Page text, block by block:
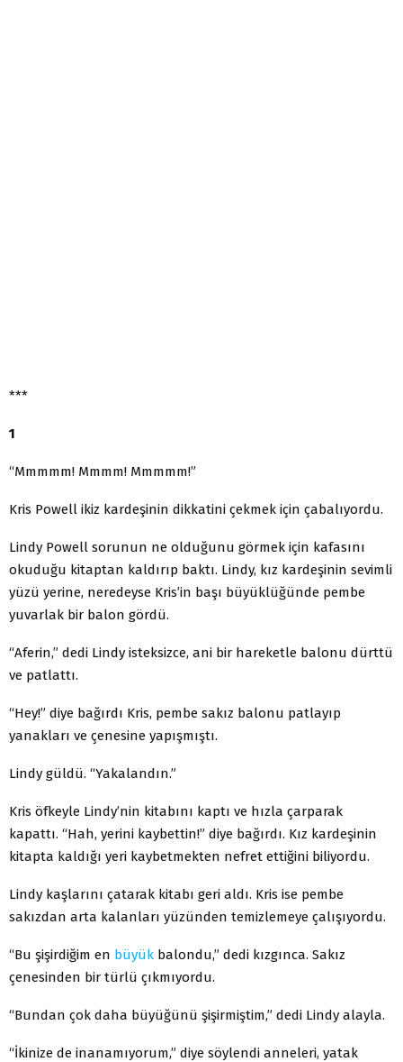
***
1
“Mmmmm! Mmmm! Mmmmm!”
Kris Powell ikiz kardeşinin dikkatini çekmek için çabalıyordu.
Lindy Powell sorunun ne olduğunu görmek için kafasını
okuduğu kitaptan kaldırıp baktı. Lindy, kız kardeşinin sevimli
yüzü yerine, neredeyse Kris’in başı büyüklüğünde pembe
yuvarlak bir balon gördü.
“Aferin,” dedi Lindy isteksizce, ani bir hareketle balonu dürttü
ve patlattı.
“Hey!” diye bağırdı Kris, pembe sakız balonu patlayıp
yanakları ve çenesine yapışmıştı.
Lindy güldü. “Yakalandın.”
Kris öfkeyle Lindy’nin kitabını kaptı ve hızla çarparak
kapattı. “Hah, yerini kaybettin!” diye bağırdı. Kız kardeşinin
kitapta kaldığı yeri kaybetmekten nefret ettiğini biliyordu.
Lindy kaşlarını çatarak kitabı geri aldı. Kris ise pembe
sakızdan arta kalanları yüzünden temizlemeye çalışıyordu.
“Bu şişirdiğim en büyük balondu,” dedi kızgınca. Sakız
çenesinden bir türlü çıkmıyordu.
“Bundan çok daha büyüğünü şişirmiştim,” dedi Lindy alayla.
“İkinize de inanamıyorum,” diye söylendi anneleri, yatak